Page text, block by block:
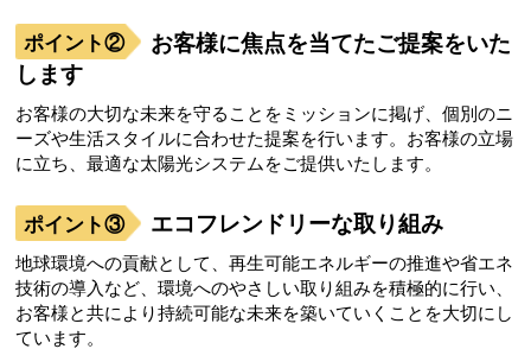
お客様に焦点を当てたご提案をいた
します
お客様の大切な未来を守ることをミッションに掲げ、個別のニ
ーズや生活スタイルに合わせた提案を行います。お客様の立場
に立ち、最適な太陽光システムをご提供いたします。
エコフレンドリーな取り組み
地球環境への貢献として、再生可能エネルギーの推進や省エネ
技術の導入など、環境へのやさしい取り組みを積極的に行い、
お客様と共により持続可能な未来を築いていくことを大切にし
ています。